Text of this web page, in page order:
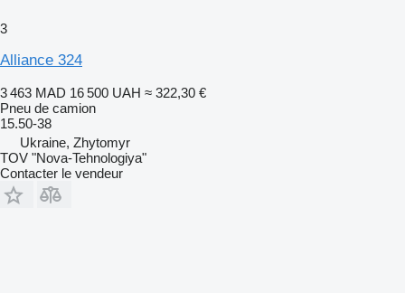
3
Alliance 324
3 463 MAD 16 500 UAH ≈ 322,30 €
Pneu de camion
15.50-38
Ukraine, Zhytomyr
TOV "Nova-Tehnologiya"
Contacter le vendeur